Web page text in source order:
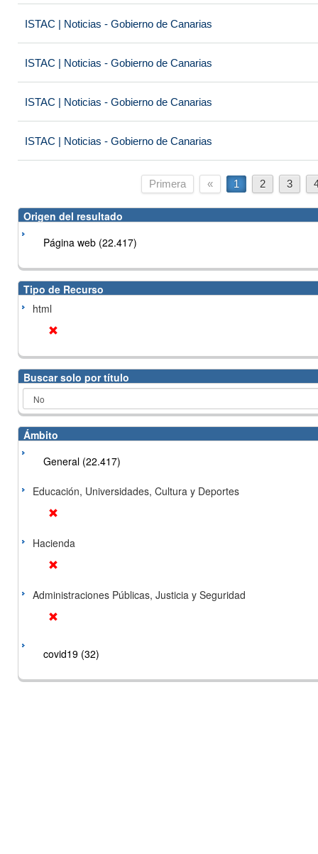
ISTAC | Noticias - Gobierno de Canarias
ISTAC | Noticias - Gobierno de Canarias
ISTAC | Noticias - Gobierno de Canarias
ISTAC | Noticias - Gobierno de Canarias
Primera « 1 2 3
Origen del resultado
Página web (22.417)
Tipo de Recurso
html
Buscar solo por título
Ámbito
General (22.417)
Educación, Universidades, Cultura y Deportes
Hacienda
Administraciones Públicas, Justicia y Seguridad
covid19 (32)